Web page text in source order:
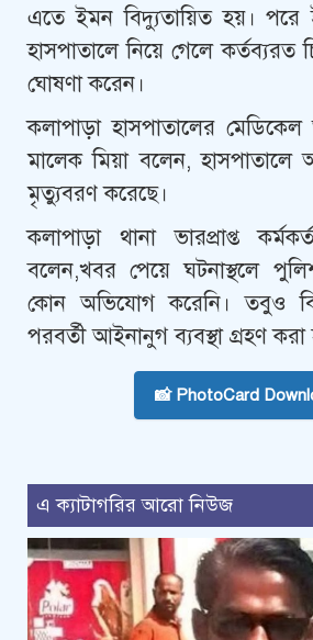
এতে ইমন বিদ্যুতায়িত হয়। পরে
হাসপাতালে নিয়ে গেলে
ঘোষণা করেন।
কলাপাড়া হাসপাতালের
মালেক মিয়া বলেন,
মৃত্যুবরণ করেছে।
কলাপাড়া থানা ভারপ্রাপ্ত
বলেন,খবর পেয়ে ঘটনাস্থলে
কোন অভিযোগ করেনি। তবুও
পরবর্তী আইনানুগ ব্যবস্থা গ্রহণ করা
📸 PhotoCard
এ ক্যাটাগরির আরো নিউজ